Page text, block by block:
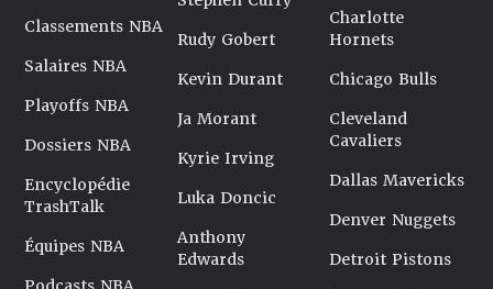
Classements NBA
Salaires NBA
Playoffs NBA
Dossiers NBA
Encyclopédie
TrashTalk
Équipes NBA
Rudy Gobert
Kevin Durant
Ja Morant
Kyrie Irving
Luka Doncic
Anthony
Edwards
Charlotte
Hornets
Chicago Bulls
Cleveland
Cavaliers
Dallas Mavericks
Denver Nuggets
Detroit Pistons